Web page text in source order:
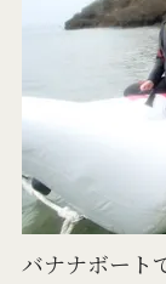
バナナボート